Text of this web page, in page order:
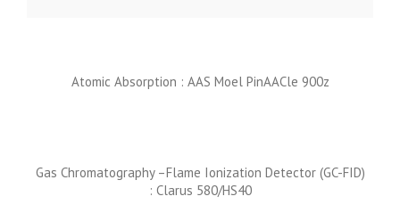
Atomic Absorption : AAS Moel PinAACle 900z
Gas Chromatography –Flame Ionization Detector (GC-FID)
: Clarus 580/HS40